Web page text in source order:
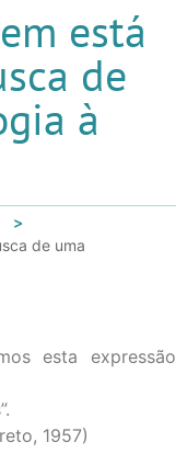
está
de
à
de uma
esta expressão
1957)